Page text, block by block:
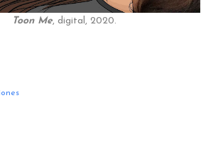
Toon Me, digital, 2020.